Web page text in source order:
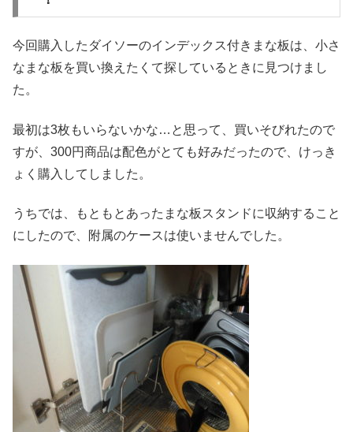
今回購入したダイソーのインデックス付きまな板は、小さ
なまな板を買い換えたくて探しているときに見つけまし
た。
最初は3枚もいらないかな…と思って、買いそびれたので
すが、300円商品は配色がとても好みだったので、けっき
ょく購入してしました。
うちでは、もともとあったまな板スタンドに収納すること
にしたので、附属のケースは使いませんでした。